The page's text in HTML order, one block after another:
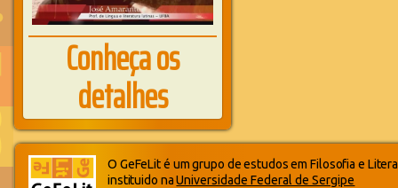
Conheça os
detalhes
O GeFeLit é um grupo de estudos em Filosofia e
instituido naUniversidade Federal de Sergipe